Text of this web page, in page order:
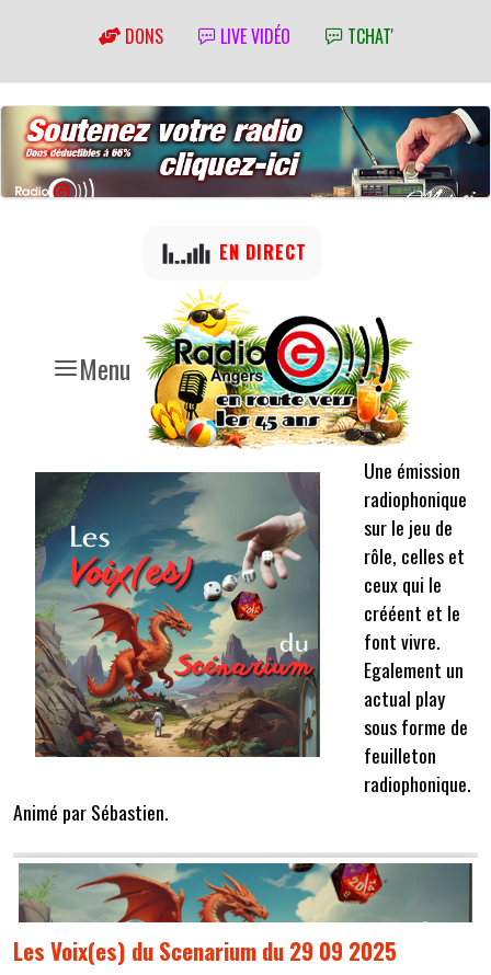
DONS LIVE VIDÉO TCHAT'
Menu
EN DIRECT
Une émission
radiophonique
sur le jeu de
rôle, celles et
ceux qui le
crééent et le
font vivre.
Egalement un
actual play
sous forme de
feuilleton
radiophonique.
Animé par Sébastien.
Les Voix(es) du Scenarium du 29 09 2025